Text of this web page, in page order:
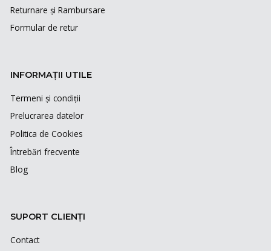
Returnare și Rambursare
Formular de retur
INFORMAȚII UTILE
Termeni și condiții
Prelucrarea datelor
Politica de Cookies
Întrebări frecvente
Blog
SUPORT CLIENȚI
Contact